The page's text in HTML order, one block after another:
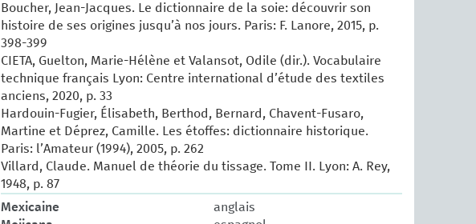
Boucher, Jean-Jacques. Le dictionnaire de la soie: découvrir son
histoire de ses origines jusqu’à nos jours. Paris: F. Lanore, 2015, p.
398-399
CIETA, Guelton, Marie-Hélène et Valansot, Odile (dir.). Vocabulaire
technique français Lyon: Centre international d’étude des textiles
anciens, 2020, p. 33
Hardouin-Fugier, Élisabeth, Berthod, Bernard, Chavent-Fusaro,
Martine et Déprez, Camille. Les étoffes: dictionnaire historique.
Paris: l’Amateur (1994), 2005, p. 262
Villard, Claude. Manuel de théorie du tissage. Tome II. Lyon: A. Rey,
1948, p. 87
Mexicaine
anglais